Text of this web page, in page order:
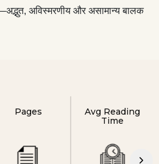
अविस्मरणीय और असामान्य बालक
Pages
Avg Reading
Time